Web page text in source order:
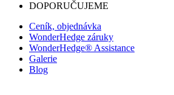
DOPORUČUJEME
Ceník, objednávka
WonderHedge záruky
WonderHedge® Assistance
Galerie
Blog